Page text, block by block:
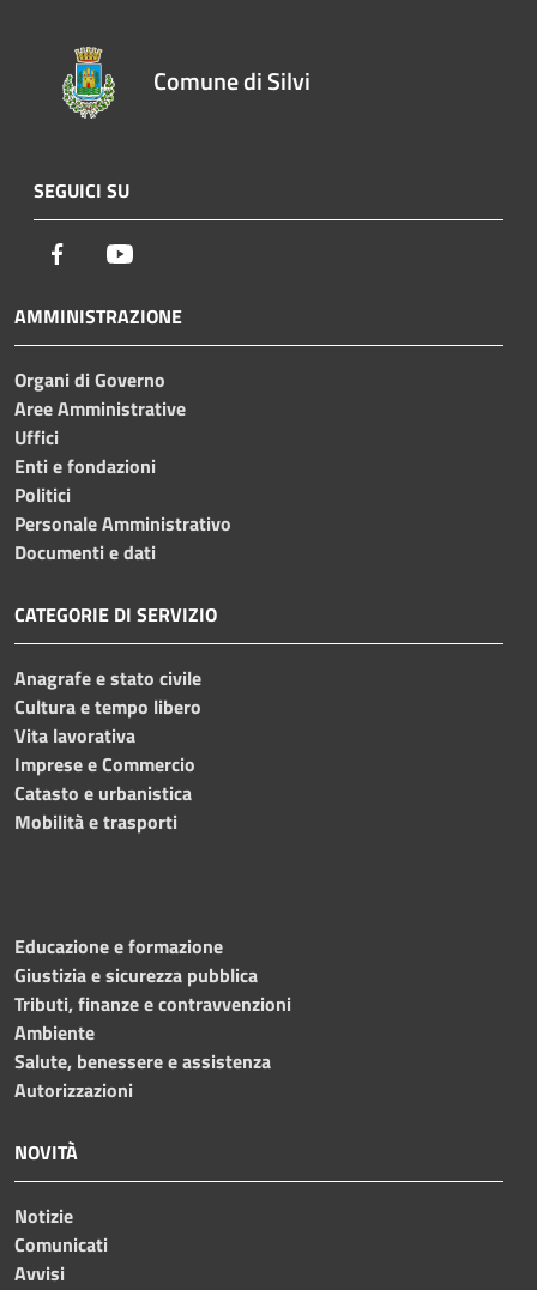
Comune di Silvi
SEGUICI SU
Facebook
AMMINISTRAZIONE
Organi di Governo
Aree Amministrative
Uffici
Enti e fondazioni
Politici
Personale Amministrativo
Documenti e dati
CATEGORIE DI SERVIZIO
Anagrafe e stato civile
Cultura e tempo libero
Vita lavorativa
Imprese e Commercio
Catasto e urbanistica
Mobilità e trasporti
Educazione e formazione
Giustizia e sicurezza pubblica
Tributi, finanze e contravvenzioni
Ambiente
Salute, benessere e assistenza
Autorizzazioni
NOVITÀ
Notizie
Comunicati
Avvisi